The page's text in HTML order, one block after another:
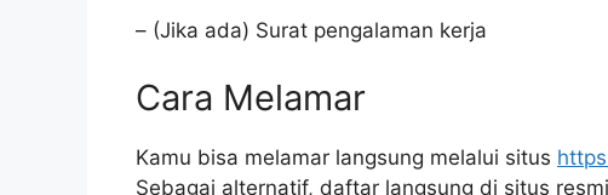
– (Jika ada) Surat pengalaman kerja
Cara Melamar
Kamu bisa melamar langsung melalui situs
Sebagai alternatif, daftar langsung di situs